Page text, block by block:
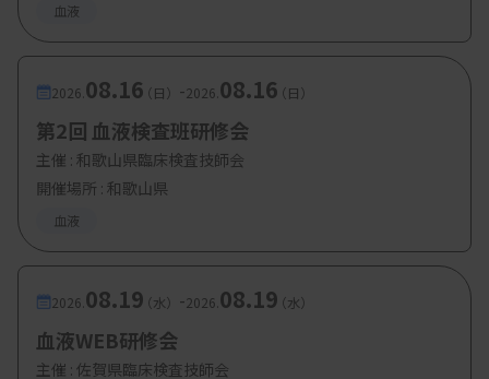
血液
2026. 08.16（日） -2026. 08.16（日）
第2回 血液検査班研修会
主催 : 和歌山県臨床検査技師会
開催場所 : 和歌山県
血液
2026. 08.19（水） -2026. 08.19（水）
血液WEB研修会
主催 : 佐賀県臨床検査技師会